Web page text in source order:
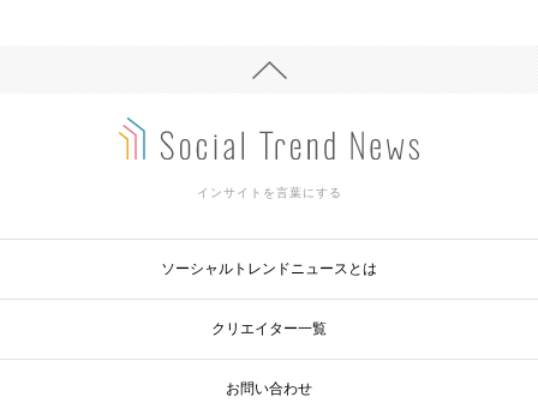
インサイトを言葉にする
ソーシャルトレンドニュースとは
クリエイター一覧
お問い合わせ